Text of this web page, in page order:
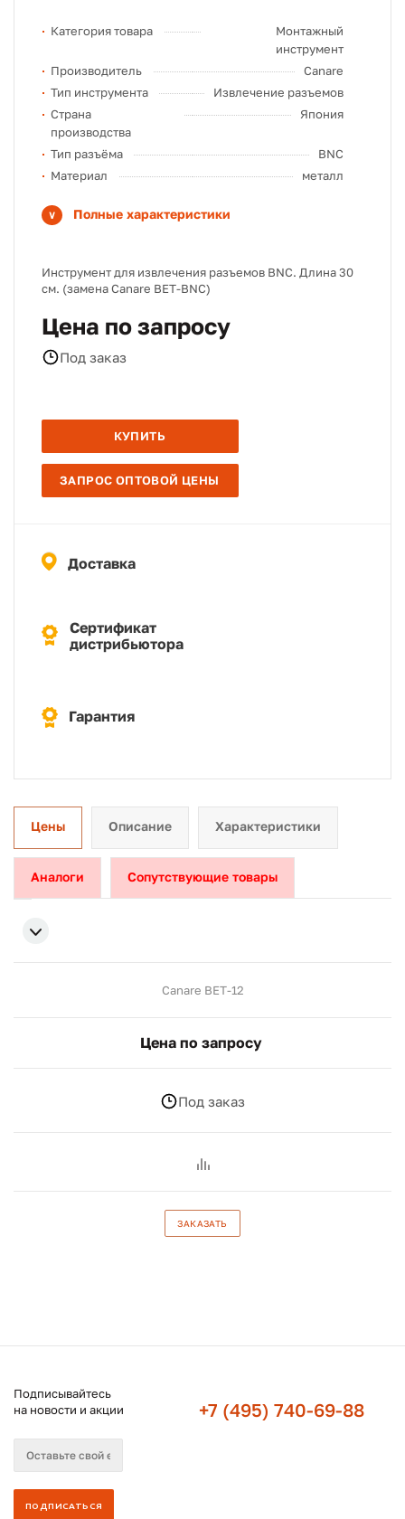
Категория товара
Монтажный
инструмент
Производитель
Canare
Тип инструмента
Извлечение разъемов
Страна
производства
Япония
Тип разъёма
BNC
Материал
металл
Полные характеристики
Инструмент для извлечения разъемов BNC. Длина 30
см. (замена Canare BET-BNC)
Цена по запросу
Под заказ
КУПИТЬ
ЗАПРОС ОПТОВОЙ ЦЕНЫ
Доставка
Сертификат
дистрибьютора
Гарантия
Цены Описание Характеристики
Аналоги Сопутствующие товары
Canare BET-12
Цена по запросу
Под заказ
ЗАКАЗАТЬ
Подписывайтесь
на новости и акции
+7 (495) 740-69-88